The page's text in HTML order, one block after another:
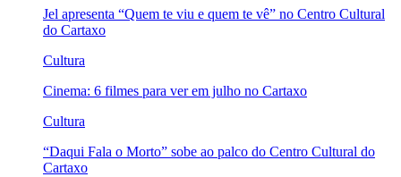
Jel apresenta “Quem te viu e quem te vê” no Centro Cultural
do Cartaxo
Cultura
Cinema: 6 filmes para ver em julho no Cartaxo
Cultura
“Daqui Fala o Morto” sobe ao palco do Centro Cultural do
Cartaxo